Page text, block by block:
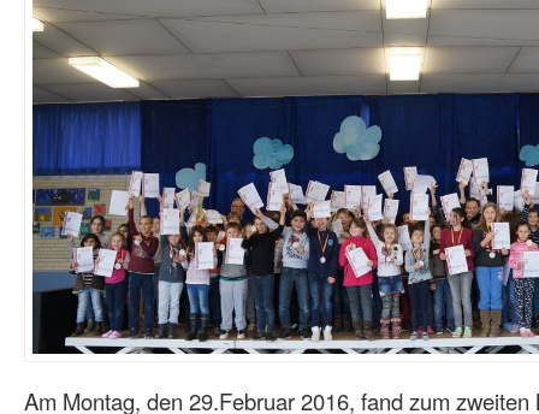
Am Montag, den 29.Februar 2016, fand zum zweiten